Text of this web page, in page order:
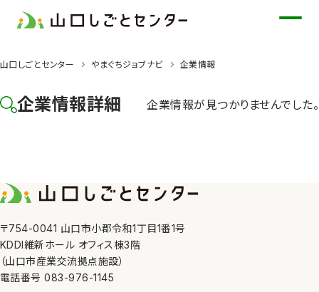
コ
テ
ス
ッ
プ
山口しごとセンター やまぐちジョブナビ 企業情報
企業情報詳細 企業情報が見つかりませんでした。
〒754-0041 山口市小郡令和1丁目1番1号
KDDI維新ホール オフィス棟3階
（山口市産業交流拠点施設）
電話番号 083-976-1145